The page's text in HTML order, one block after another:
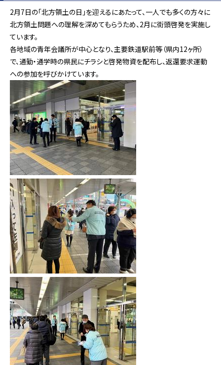
2月7日の「北方領土の日」を迎えるにあたって、一人でも多くの方々に
北方領土問題への理解を深めてもらうため、2月に街頭啓発を実施し
ています。
各地域の青年会議所が中心となり、主要鉄道駅前等（県内12ヶ所）
で、通勤・通学時の県民にチラシと啓発物資を配布し、返還要求運動
への参加を呼びかけています。